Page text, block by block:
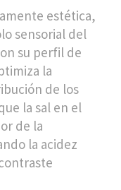
estética,
sensorial del
su perfil de
la
de los
la sal en el
de la
la acidez